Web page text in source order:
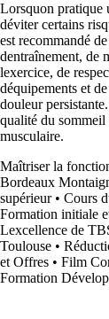
Lorsquon pratique
déviter certains
est recommandé
dentraînement, de
lexercice, de
déquipements et
douleur
qualité du
musculaire.
Maîtriser la
Bordeaux
supérieur• Cours
Formation initiale
Lexcellence de
Toulouse •
et Offres • Film
Formation